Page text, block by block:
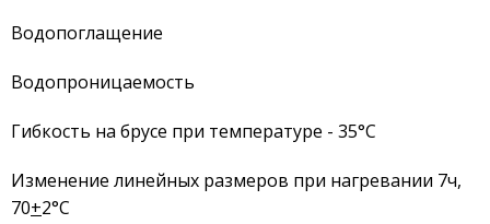
Водопоглащение
Водопроницаемость
Гибкость на брусе при температуре - 35°С
Изменение линейных размеров при нагревании 7ч,
70+2°С